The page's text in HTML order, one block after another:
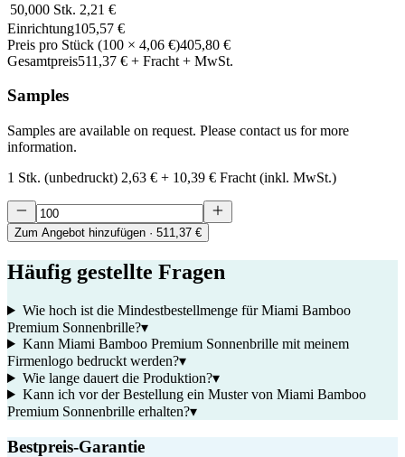
50,000 Stk. 2,21 €
Einrichtung105,57 €
Preis pro Stück (100 × 4,06 €)405,80 €
Gesamtpreis511,37 € + Fracht + MwSt.
Samples
Samples are available on request. Please contact us for more
information.
1 Stk. (unbedruckt) 2,63 € + 10,39 € Fracht (inkl. MwSt.)
Zum Angebot hinzufügen · 511,37 €
Häufig gestellte Fragen
Wie hoch ist die Mindestbestellmenge für Miami Bamboo
Premium Sonnenbrille?▾
Kann Miami Bamboo Premium Sonnenbrille mit meinem
Firmenlogo bedruckt werden?▾
Wie lange dauert die Produktion?▾
Kann ich vor der Bestellung ein Muster von Miami Bamboo
Premium Sonnenbrille erhalten?▾
Bestpreis-Garantie